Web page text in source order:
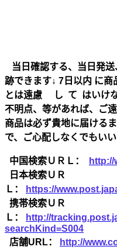
当日確認する、当日発
跡できます↓ 7日以内 に商
とは遠慮 し て はいけ
不明点、等があれば、
商品は必ず貴地に届ける
で、ご心配しなくでもいい
中国検索ＵＲＬ：
http://
日本検索ＵＲ
Ｌ：
https://
携帯検索ＵＲ
Ｌ：
http://
searchKind=S004
店舗URL：
http://